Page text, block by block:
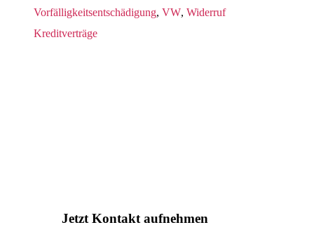
Vorfälligkeitsentschädigung, VW, Widerruf
Kreditverträge
Jetzt Kontakt aufnehmen